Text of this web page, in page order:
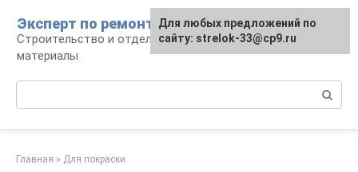
контенту
Эксперт по ремонту
Строительство и отделка: работы и
материалы
Главная » Для покраски
Для любых предложений по
сайту: strelok-33@cp9.ru
Для любых предложений по
сайту: strelok-33@cp9.ru